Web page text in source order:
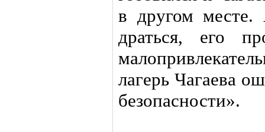
в другом месте.
драться, его
лагерь Чагаева
безопасности».